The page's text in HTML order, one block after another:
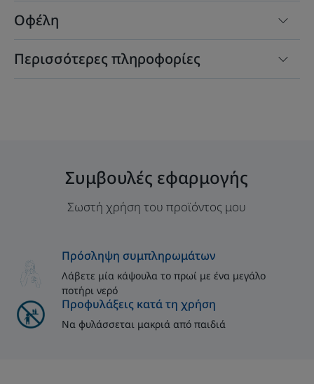
Οφέλη
Περισσότερες πληροφορίες
Συμβουλές εφαρμογής
Σωστή χρήση του προϊόντος μου
Πρόσληψη συμπληρωμάτων
Λάβετε μία κάψουλα το πρωί με ένα μεγάλο
ποτήρι νερό
Προφυλάξεις κατά τη χρήση
Να φυλάσσεται μακριά από παιδιά